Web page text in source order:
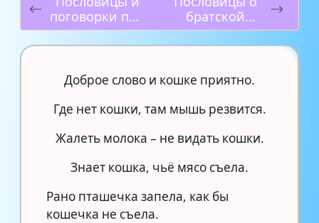
поговорки про
март
братской
дружбе
Доброе слово и кошке приятно.
Где нет кошки, там мышь резвится.
Жалеть молока – не видать кошки.
Знает кошка, чьё мясо съела.
Рано пташечка запела, как бы
кошечка не съела.